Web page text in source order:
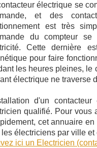
électrique se
et des
est très
du compteur
Cette dernière
pour faire
les heures pleines, le
électrique ne traverse
d'un
qualifié. Pour vous
cet annuaire
les électriciens par ville
ici un Electricien